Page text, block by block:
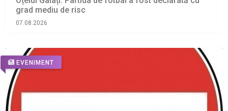
grad mediu de risc
07.08.2026
EVENIMENT